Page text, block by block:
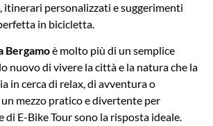
itinerari personalizzati e suggerimenti
in bicicletta.
Bergamoè molto più di un semplice
nuovo di vivere la città e la natura che la
in cerca di relax, di avventura o
mezzo pratico e divertente per
di E-Bike Tour sono la risposta ideale.